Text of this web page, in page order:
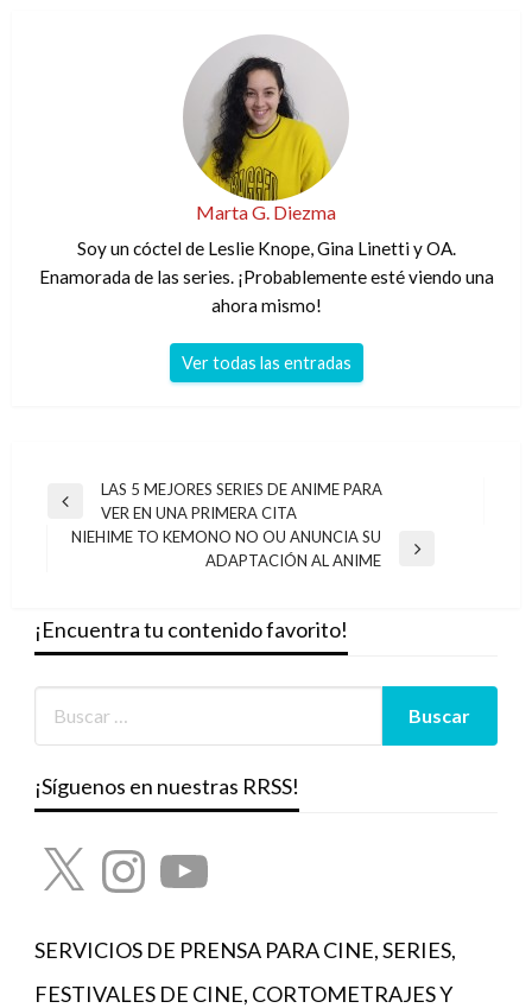
Marta G. Diezma
Soy un cóctel de Leslie Knope, Gina Linetti y OA.
Enamorada de las series. ¡Probablemente esté viendo una
ahora mismo!
Ver todas las entradas
Navegación
de
Entrada
anterior
LAS 5 MEJORES SERIES DE ANIME PARA
VER EN UNA PRIMERA CITA
NIEHIME TO KEMONO NO OU ANUNCIA SU
ADAPTACIÓN AL ANIME
¡Encuentra tu contenido favorito!
¡Síguenos en nuestras RRSS!
X InstagramYouTube
SERVICIOS DE PRENSA PARA CINE, SERIES,
FESTIVALES DE CINE, CORTOMETRAJES Y